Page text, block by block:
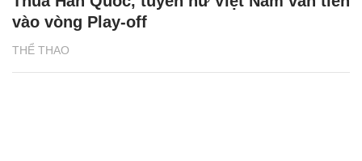
THỂ THAO
vào vòng Play-off